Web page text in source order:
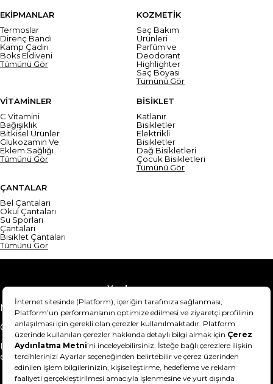
EKİPMANLAR
Termoslar
Direnç Bandı
Kamp Çadırı
Boks Eldiveni
Tümünü Gör
KOZMETİK
Saç Bakım
Ürünleri
Parfüm ve
Deodorant
Highlighter
Saç Boyası
Tümünü Gör
VİTAMİNLER
C Vitamini
Bağışıklık
Bitkisel Ürünler
Glukozamin Ve
Eklem Sağlığı
Tümünü Gör
BİSİKLET
Katlanır
Bisikletler
Elektrikli
Bisikletler
Dağ Bisikletleri
Çocuk Bisikletleri
Tümünü Gör
ÇANTALAR
Bel Çantaları
Okul Çantaları
Su Sporları
Çantaları
Bisiklet Çantaları
Tümünü Gör
Yardım
Mesafeli Satış Sözleşmesi
Teslimat Bilgisi
Gizlilik Sözleşmesi
Şartlar & Koşullar
Ürünümü nasıl iade
edebilirim?
Hakkımızda